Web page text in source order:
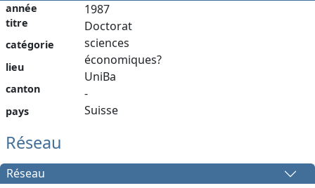
année
titre
catégorie
lieu
canton
pays
1987
Doctorat
sciences
économiques?
UniBa
-
Suisse
Réseau
Réseau